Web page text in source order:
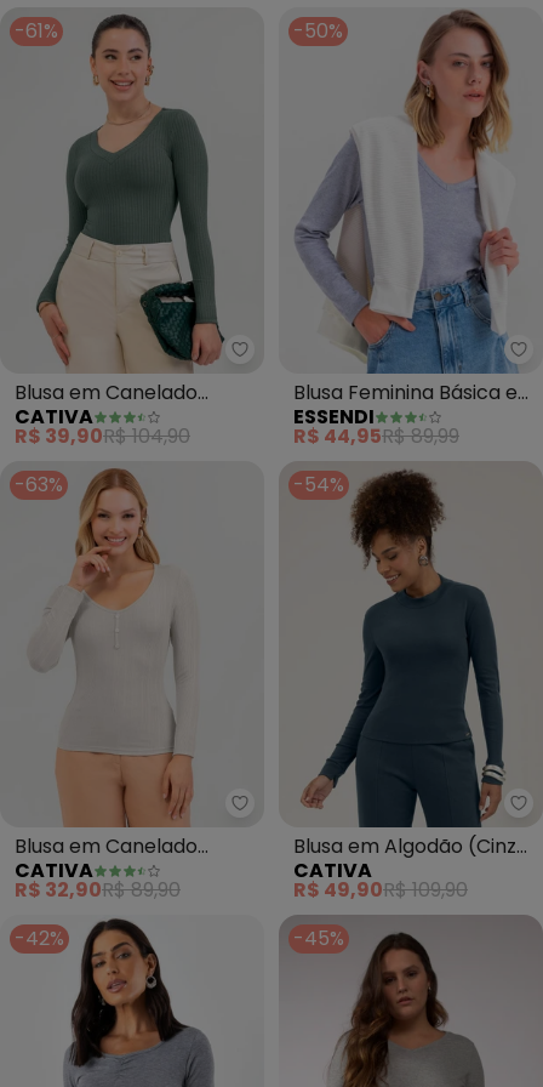
-61%
Cativa - Blusa em Canelado
Blusa em Canelado
(Cinza)
CATIVA
R$ 39,90R$ 104,90
-50%
Blusa Feminina Básica em
Cotton (Cinza)
ESSENDI
R$ 44,95R$ 89,99
-63%
Cativa - Blusa em Canelado
Blusa em Canelado
(Cinza)
CATIVA
R$ 32,90R$ 89,90
-54%
Blusa em Algodão (Cinza
Médio)
CATIVA
R$ 49,90R$ 109,90
-42%
-45%